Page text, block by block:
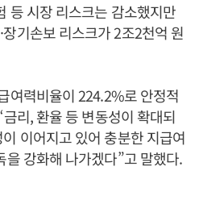
등 시장 리스크는 감소했지만
기손보 리스크가 2조2천억 원
여력비율이 224.2%로 안정적
리, 환율 등 변동성이 확대되
이어지고 있어 충분한 지급여
강화해 나가겠다”고 말했다.